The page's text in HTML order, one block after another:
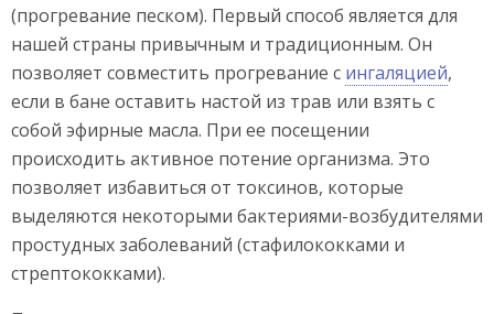
(прогревание песком). Первый способ является для
нашей страны привычным и традиционным. Он
позволяет совместить прогревание с ингаляцией,
если в бане оставить настой из трав или взять с
собой эфирные масла. При ее посещении
происходить активное потение организма. Это
позволяет избавиться от токсинов, которые
выделяются некоторыми бактериями-возбудителями
простудных заболеваний (стафилококками и
стрептококками).